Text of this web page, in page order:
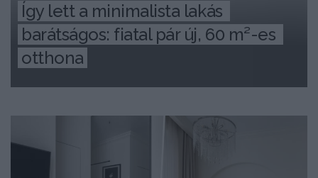
Így lett a minimalista lakás
barátságos: fiatal pár új, 60 m²-es
otthona